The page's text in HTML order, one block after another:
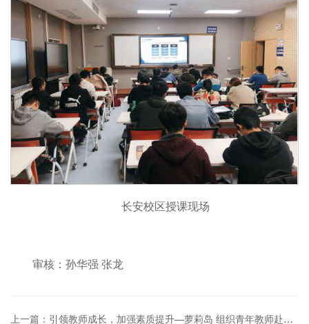
长安校区授课现场
审核：孙华强 张龙
上一篇：引领教师成长，加强素质提升—萝莉岛 组织青年教师赴重庆、宜昌开展社会实践